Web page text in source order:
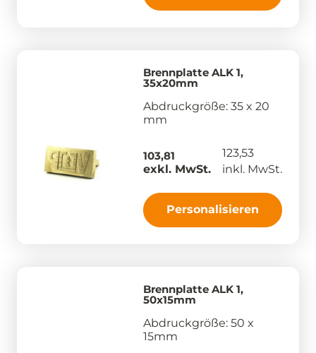
Brennplatte ALK 1,
35x20mm
Abdruckgröße: 35 x 20
mm
103,81
exkl. MwSt.
123,53
inkl. MwSt.
Personalisieren
Brennplatte ALK 1,
50x15mm
Abdruckgröße: 50 x
15mm